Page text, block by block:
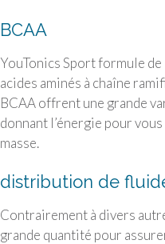
BCAA
YouTonics Sport formule
acides aminés à chaîne
BCAA offrent une grande
donnant l’énergie pour
masse.
distribution de
Contrairement à divers
grande quantité pour